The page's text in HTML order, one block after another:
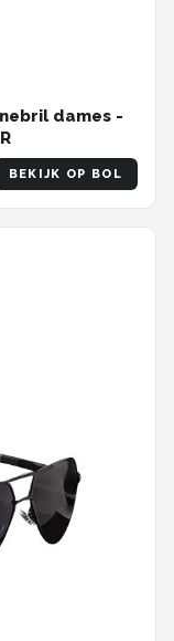
dames -
BEKIJK OP BOL